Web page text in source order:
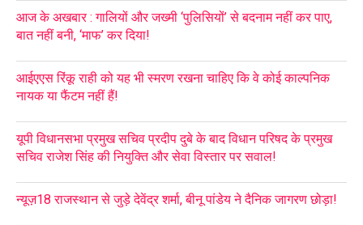
आज के अखबार : गालियों और जख्मी ‘पुलिसियों’ से बदनाम नहीं कर पाए,
बात नहीं बनी, ‘माफ’ कर दिया!
आईएएस रिंकू राही को यह भी स्मरण रखना चाहिए कि वे कोई काल्पनिक
नायक या फैंटम नहीं हैं!
यूपी विधानसभा प्रमुख सचिव प्रदीप दुबे के बाद विधान परिषद के प्रमुख
सचिव राजेश सिंह की नियुक्ति और सेवा विस्तार पर सवाल!
न्यूज़18 राजस्थान से जुड़े देवेंद्र शर्मा, बीनू पांडेय ने दैनिक जागरण छोड़ा!